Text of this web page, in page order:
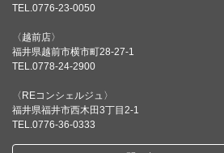
TEL.0776-23-0050
〈越前店〉
福井県越前市横市町28-27-1
TEL.0778-24-2900
〈REコンシェルジュ〉
福井県福井市西木田3丁目2-1
TEL.0776-36-0333